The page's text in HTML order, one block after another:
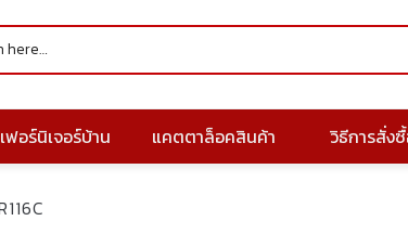
เฟอร์นิเจอร์บ้าน แคตตาล็อคสินค้า วิธีการสั่ง